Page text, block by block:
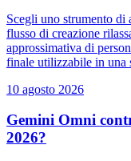
Scegli uno strumento di
flusso di creazione
approssimativa di
finale utilizzabile in una
10 agosto 2026
Gemini Omni
2026?